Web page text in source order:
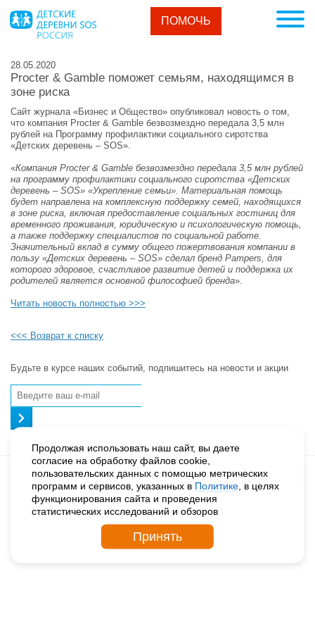
ПОМОЧЬ
28.05.2020
Procter & Gamble поможет семьям, находящимся в
зоне риска
Сайт журнала «Бизнес и Общество» опубликовал новость о том,
что компания Procter & Gamble безвозмездно передала 3,5 млн
рублей на Программу профилактики социального сиротства
«Детских деревень – SOS».
«Компания Procter & Gamble безвозмездно передала 3,5 млн рублей
на программу профилактики социального сиротства «Детских
деревень – SOS» «Укрепление семьи». Материальная помощь
будет направлена на комплексную поддержку семей, находящихся
в зоне риска, включая предоставление социальных гостиниц для
временного проживания, юридическую и психологическую помощь,
а также поддержку специалистов по социальной работе.
Значительный вклад в сумму общего пожертвования компании в
пользу «Детских деревень – SOS» сделал бренд Pampers, для
которого здоровое, счастливое развитие детей и поддержка их
родителей является основной философией бренда».
Читать новость полностью >>>
<<< Возврат к списку
Будьте в курсе наших событий, подпишитесь на новости и акции
© 2026. ДЕТСКИЕ ДЕРЕВНИ – SOS РОССИЯ
Политика конфиденциальности
Продолжая использовать наш сайт, вы даете
согласие на обработку файлов cookie,
пользовательских данных с помощью метрических
программ и сервисов, указанных в Политике, в целях
функционирования сайта и проведения
статистических исследований и обзоров
Принять